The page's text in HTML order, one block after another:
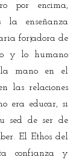
por encima,
la enseñanza
forjadora de
y lo humano
la mano en el
las relaciones
era educar, si
sed de ser de
El Ethos del
confianza y